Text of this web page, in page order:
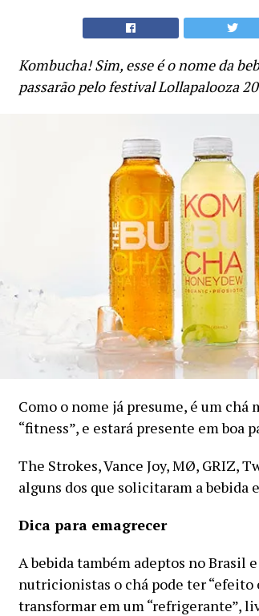
Kombucha! Sim, esse é o nome da
passarão pelo festival Lollapalooza
Como o nome já presume, é um
“fitness”, e estará presente em boa
The Strokes, Vance Joy, MØ, GRIZ,
alguns dos que solicitaram a bebida
Dica para emagrecer
A bebida também adeptos no Brasil
nutricionistas o chá pode ter “efeito
transformar em um “refrigerante”,